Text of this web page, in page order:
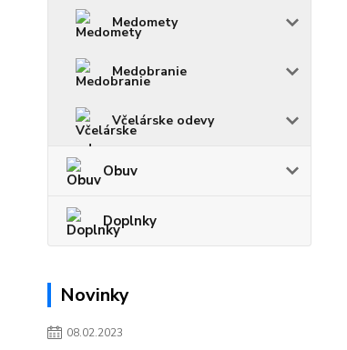
Medomety
Medobranie
Včelárske odevy
Obuv
Doplnky
Novinky
08.02.2023